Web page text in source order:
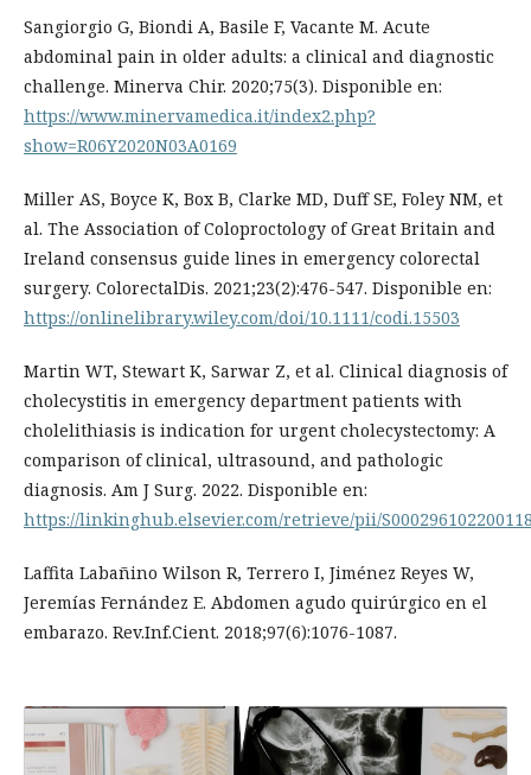
Sangiorgio G, Biondi A, Basile F, Vacante M. Acute
abdominal pain in older adults: a clinical and diagnostic
challenge. Minerva Chir. 2020;75(3). Disponible en:
https://www.minervamedica.it/index2.php?
show=R06Y2020N03A0169
Miller AS, Boyce K, Box B, Clarke MD, Duff SE, Foley NM, et
al. The Association of Coloproctology of Great Britain and
Ireland consensus guide lines in emergency colorectal
surgery. ColorectalDis. 2021;23(2):476-547. Disponible en:
https://onlinelibrary.wiley.com/doi/10.1111/codi.15503
Martin WT, Stewart K, Sarwar Z, et al. Clinical diagnosis of
cholecystitis in emergency department patients with
cholelithiasis is indication for urgent cholecystectomy: A
comparison of clinical, ultrasound, and pathologic
diagnosis. Am J Surg. 2022. Disponible en:
https://linkinghub.elsevier.com/retrieve/pii/
Laffita Labañino Wilson R, Terrero I, Jiménez Reyes W,
Jeremías Fernández E. Abdomen agudo quirúrgico en el
embarazo. Rev.Inf.Cient. 2018;97(6):1076-1087.